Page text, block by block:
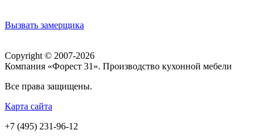
Вызвать замерщика
Copyright © 2007-2026
Компания «Форест 31». Производство кухонной мебели
Все права защищены.
Карта сайта
+7 (495) 231-96-12